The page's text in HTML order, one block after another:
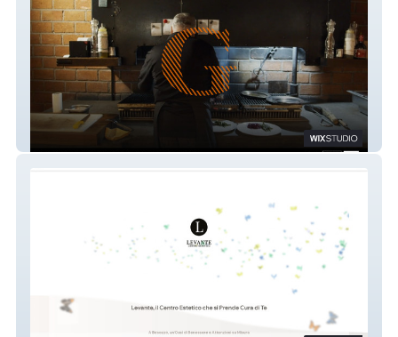
Ristorante Gibigiana